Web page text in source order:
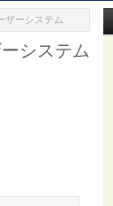
ザーシステム
システム